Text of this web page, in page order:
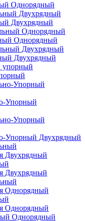
Однорядный
Двухрядный
Однорядный
Двухрядный
Упорный
Упорный Двухрядный
Двухрядный
Однорядный